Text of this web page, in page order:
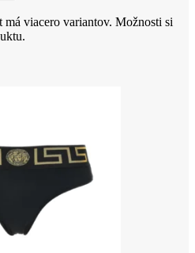
má viacero variantov. Možnosti si